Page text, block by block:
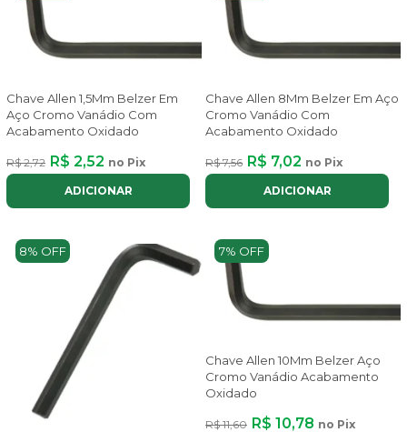
Chave Allen 1,5Mm Belzer Em
Aço Cromo Vanádio Com
Acabamento Oxidado
R$ 2,72 R$ 2,52 no Pix
ADICIONAR
Chave Allen 8Mm Belzer Em Aço
Cromo Vanádio Com
Acabamento Oxidado
R$ 7,56 R$ 7,02 no Pix
ADICIONAR
8% OFF 7% OFF
Chave Allen 10Mm Belzer Aço
Cromo Vanádio Acabamento
Oxidado
R$ 11,60 R$ 10,78 no Pix